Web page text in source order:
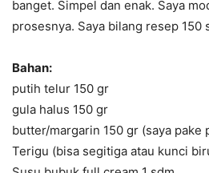
banget. Simpel dan enak. Saya
prosesnya. Saya bilang resep 150
Bahan:
putih telur 150 gr
gula halus 150 gr
butter/margarin 150 gr (saya pake
Terigu (bisa segitiga atau kunci